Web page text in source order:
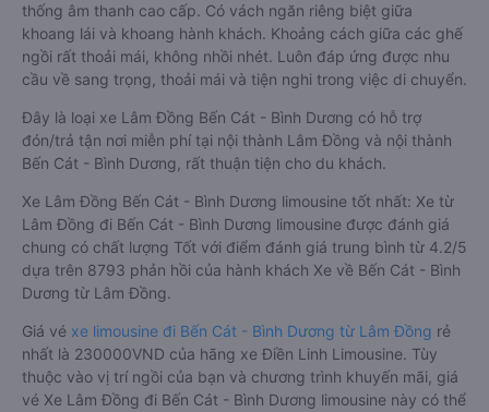
thống âm thanh cao cấp. Có vách ngăn riêng biệt giữa
khoang lái và khoang hành khách. Khoảng cách giữa các ghế
ngồi rất thoải mái, không nhồi nhét. Luôn đáp ứng được nhu
cầu về sang trọng, thoải mái và tiện nghi trong việc di chuyển.
Đây là loại xe Lâm Đồng Bến Cát - Bình Dương có hỗ trợ
đón/trả tận nơi miễn phí tại nội thành Lâm Đồng và nội thành
Bến Cát - Bình Dương, rất thuận tiện cho du khách.
Xe Lâm Đồng Bến Cát - Bình Dương limousine tốt nhất: Xe từ
Lâm Đồng đi Bến Cát - Bình Dương limousine được đánh giá
chung có chất lượng Tốt với điểm đánh giá trung bình từ 4.2/5
dựa trên 8793 phản hồi của hành khách Xe về Bến Cát - Bình
Dương từ Lâm Đồng.
Giá vé xe limousine đi Bến Cát - Bình Dương từ Lâm Đồng rẻ
nhất là 230000VND của hãng xe Điền Linh Limousine. Tùy
thuộc vào vị trí ngồi của bạn và chương trình khuyến mãi, giá
vé Xe Lâm Đồng đi Bến Cát - Bình Dương limousine này có thể